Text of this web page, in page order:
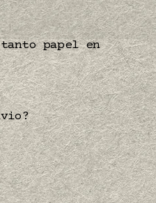
tanto papel en